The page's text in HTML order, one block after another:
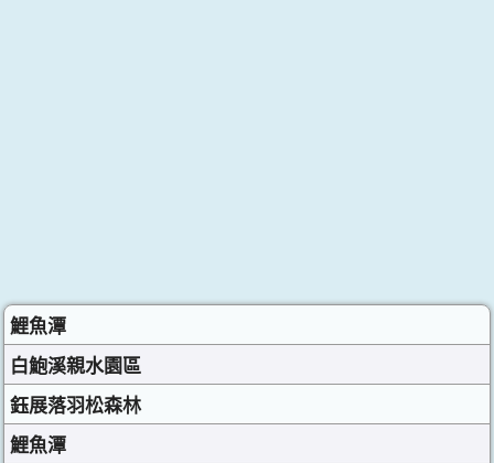
鯉魚潭
白鮑溪親水園區
鈺展落羽松森林
鯉魚潭